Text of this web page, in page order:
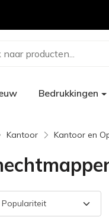
naar producten...
Bedrukkingen
Kantoor Kantoor en